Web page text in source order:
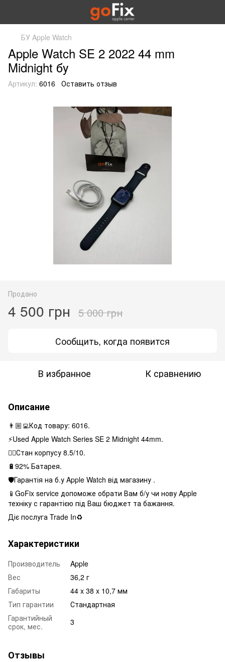
БУ Apple Watch
Apple Watch SE 2 2022 44 mm
Midnight бу
Артикул: 6016 Оставить отзыв
Продано
4 500 грн 5 000 грн
Сообщить, когда появится
В избранное К сравнению
Описание
👨🏼‍💻Код товару: 6016.
⚡️Used Apple Watch Series SE 2 Midnight 44mm.
👌🏻Стан корпусу 8.5/10.
🔋92% Батарея.
🛡Гарантія на б.у Apple Watch від магазину .
📱GoFix service допоможе обрати Вам б/у чи нову Apple
техніку с гарантією під Ваш бюджет та бажання.
Діє послуга Trade In♻️
Характеристики
Производитель
Apple
Вес
36,2 г
Габариты
44 x 38 x 10,7 мм
Тип гарантии
Стандартная
Гарантийный
срок, мес.
3
Отзывы